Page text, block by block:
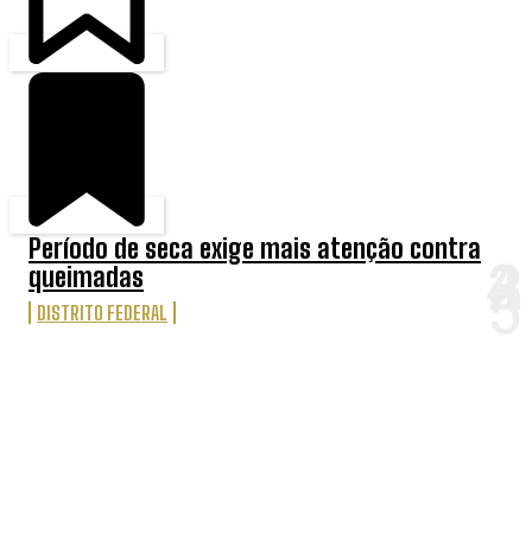
Período de seca exige mais atenção contra
queimadas
DISTRITO FEDERAL